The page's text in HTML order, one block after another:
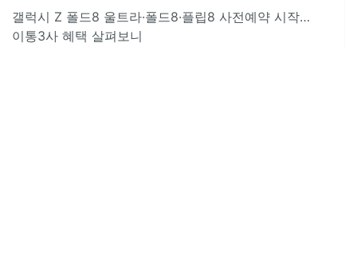
갤럭시 Z 폴드8 울트라·폴드8·플립8 사전예약 시작…
이통3사 혜택 살펴보니